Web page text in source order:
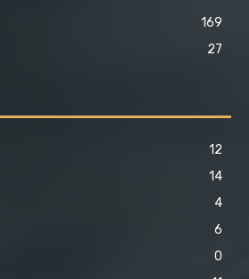
169
27
12
14
4
6
0